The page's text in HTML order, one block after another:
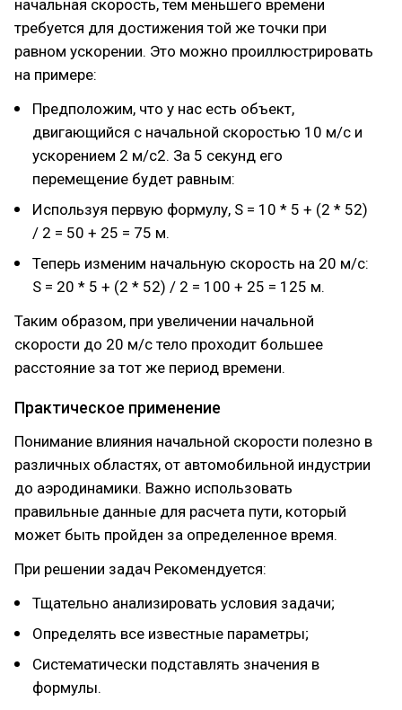
начальная скорость, тем меньшего времени
требуется для достижения той же точки при
равном ускорении. Это можно проиллюстрировать
на примере:
Предположим, что у нас есть объект,
двигающийся с начальной скоростью 10 м/с и
ускорением 2 м/с2. За 5 секунд его
перемещение будет равным:
Используя первую формулу, S = 10 * 5 + (2 * 52)
/ 2 = 50 + 25 = 75 м.
Теперь изменим начальную скорость на 20 м/с:
S = 20 * 5 + (2 * 52) / 2 = 100 + 25 = 125 м.
Таким образом, при увеличении начальной
скорости до 20 м/с тело проходит большее
расстояние за тот же период времени.
Практическое применение
Понимание влияния начальной скорости полезно в
различных областях, от автомобильной индустрии
до аэродинамики. Важно использовать
правильные данные для расчета пути, который
может быть пройден за определенное время.
При решении задач Рекомендуется:
Тщательно анализировать условия задачи;
Определять все известные параметры;
Систематически подставлять значения в
формулы.